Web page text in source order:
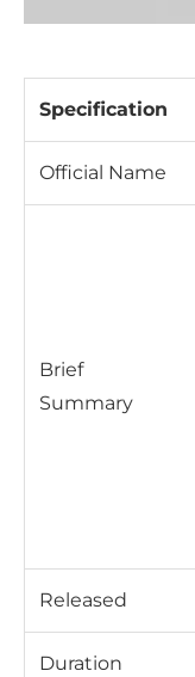
Specification
Official Name
Brief
Summary
Released
Duration